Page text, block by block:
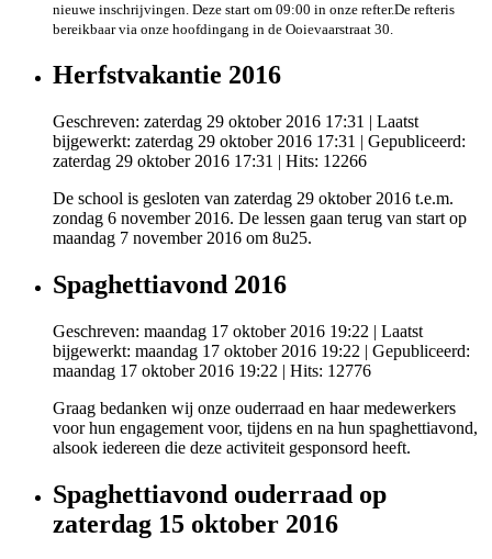
nieuwe inschrijvingen. Deze start om 09:00 in onze refter.De refteris
bereikbaar via onze hoofdingang in de Ooievaarstraat 30.
Herfstvakantie 2016
Geschreven: zaterdag 29 oktober 2016 17:31 | Laatst
bijgewerkt: zaterdag 29 oktober 2016 17:31 | Gepubliceerd:
zaterdag 29 oktober 2016 17:31 | Hits: 12266
De school is gesloten van zaterdag 29 oktober 2016 t.e.m.
zondag 6 november 2016. De lessen gaan terug van start op
maandag 7 november 2016 om 8u25.
Spaghettiavond 2016
Geschreven: maandag 17 oktober 2016 19:22 | Laatst
bijgewerkt: maandag 17 oktober 2016 19:22 | Gepubliceerd:
maandag 17 oktober 2016 19:22 | Hits: 12776
Graag bedanken wij onze ouderraad en haar medewerkers
voor hun engagement voor, tijdens en na hun spaghettiavond,
alsook iedereen die deze activiteit gesponsord heeft.
Spaghettiavond ouderraad op
zaterdag 15 oktober 2016